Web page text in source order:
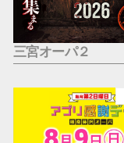
三宮オーパ２